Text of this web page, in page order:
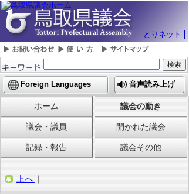
とりネット
Foreign Languages 音声読み上げ
ホーム 議会の動き
議会・議員 開かれた議会
記録・報告 議会その他
上へ ｜